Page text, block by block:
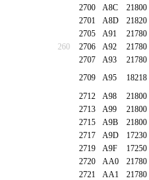
2700
A8C 21800
2701
A8D 21820
2705
A91 21780
260
2706 A92 21780
2707
A93 21780
2709
A95 18218
2712
A98 21800
2713
A99 21800
2715
A9B 21800
2717
A9D 17230
2719
A9F 17250
2720
AA0 21780
2721
AA1 21780